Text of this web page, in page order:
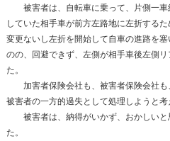
被害者は、自転車に乗って、片側一車
していた相手車が前方左路地に左折する
変更ないし左折を開始して自車の進路を
のの、回避できず、左側が相手車後左側
た。
加害者保険会社も、被害者保険会社も
被害者の一方的過失として処理しようと考
被害者は、納得がいかず、おかしいと
た。